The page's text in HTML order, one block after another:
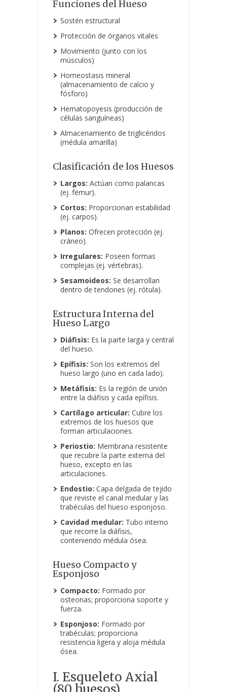
Funciones del Hueso
Sostén estructural
Protección de órganos vitales
Movimiento (junto con los
músculos)
Homeostasis mineral
(almacenamiento de calcio y
fósforo)
Hematopoyesis (producción de
células sanguíneas)
Almacenamiento de triglicéridos
(médula amarilla)
Clasificación de los Huesos
Largos: Actúan como palancas
(ej. fémur).
Cortos: Proporcionan estabilidad
(ej. carpos).
Planos: Ofrecen protección (ej.
cráneo).
Irregulares: Poseen formas
complejas (ej. vértebras).
Sesamoideos: Se desarrollan
dentro de tendones (ej. rótula).
Estructura Interna del
Hueso Largo
Diáfisis: Es la parte larga y central
del hueso.
Epífisis: Son los extremos del
hueso largo (uno en cada lado).
Metáfisis: Es la región de unión
entre la diáfisis y cada epífisis.
Cartílago articular: Cubre los
extremos de los huesos que
forman articulaciones.
Periostio: Membrana resistente
que recubre la parte externa del
hueso, excepto en las
articulaciones.
Endostio: Capa delgada de tejido
que reviste el canal medular y las
trabéculas del hueso esponjoso.
Cavidad medular: Tubo interno
que recorre la diáfisis,
conteniendo médula ósea.
Hueso Compacto y
Esponjoso
Compacto: Formado por
osteonas; proporciona soporte y
fuerza.
Esponjoso: Formado por
trabéculas; proporciona
resistencia ligera y aloja médula
ósea.
I. Esqueleto Axial